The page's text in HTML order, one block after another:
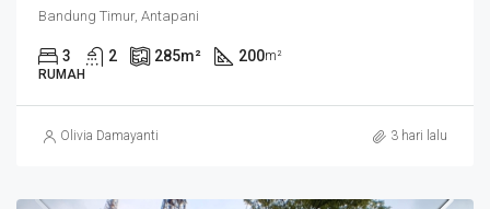
Bandung Timur, Antapani
3 2 285m² 200m²
RUMAH
Olivia Damayanti 3 hari lalu